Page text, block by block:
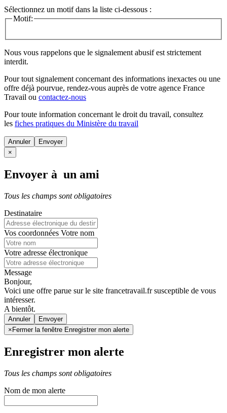
Sélectionnez un motif dans la liste ci-dessous :
Motif:
Nous vous rappelons que le signalement abusif est strictement
interdit.
Pour tout signalement concernant des informations inexactes ou une
offre déjà pourvue, rendez-vous auprès de votre agence France
Travail ou contactez-nous
Pour toute information concernant le droit du travail, consultez
les fiches pratiques du Ministère du travail
Annuler
×
Envoyer à un ami
Tous les champs sont obligatoires
Destinataire
Vos coordonnées Votre nom
Votre adresse électronique
Message
Bonjour,
Voici une offre parue sur le site francetravail.fr susceptible de vous
intéresser.
A bientôt.
Annuler
× Fermer la fenêtre Enregistrer mon alerte
Enregistrer mon alerte
Tous les champs sont obligatoires
Nom de mon alerte